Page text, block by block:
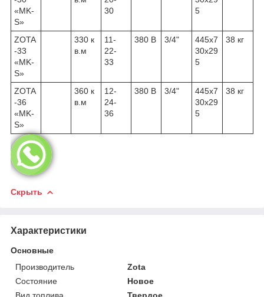
«MK-
S»
30
5
ZOTA
-33
«MK-
S»
330 к
в.м
11-
22-
33
380 В 3/4"
445х7
30х29
5
38 кг
ZOTA
-36
«MK-
S»
360 к
в.м
12-
24-
36
380 В 3/4"
445х7
30х29
5
38 кг
Скрыть
Характеристики
Основные
Производитель
Zota
Состояние
Новое
Вид топлива
Твердое